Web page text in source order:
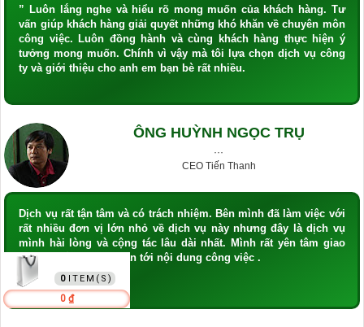
0
0 ₫
” Luôn lắng nghe và hiểu rõ mong muốn của khách hàng. Tư
vấn giúp khách hàng giải quyết những khó khăn về chuyên môn
công việc. Luôn đồng hành và cùng khách hàng thực hiện ý
tưởng mong muốn. Chính vì vậy mà tôi lựa chọn dịch vụ công
ty và giới thiệu cho anh em bạn bè rất nhiều.
ÔNG HUỲNH NGỌC TRỤ
···
CEO Tiến Thanh
Dịch vụ rất tận tâm và có trách nhiệm. Bên mình đã làm việc với
rất nhiều đơn vị lớn nhỏ về dịch vụ này nhưng đây là dịch vụ
mình hài lòng và cộng tác lâu dài nhất. Mình rất yên tâm giao
hết công việc liên quan tới nội dung công việc .